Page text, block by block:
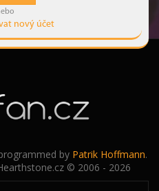
nový účet
by Patrik Hoffmann.
© 2006 - 2026